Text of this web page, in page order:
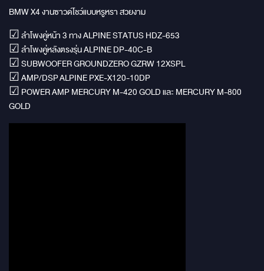
BMW X4 งานซาวด์โชว์แบบหรูหรา สวยงาม
☑ ลำโพงคู่หน้า 3 ทาง ALPINE STATUS HDZ-653
☑ ลำโพงคู่หลังตรงรุ่น ALPINE DP-40C-B
☑ SUBWOOFER GROUNDZERO GZRW 12XSPL
☑ AMP/DSP ALPINE PXE-X120-10DP
☑ POWER AMP MERCURY M-420 GOLD และ MERCURY M-800
GOLD